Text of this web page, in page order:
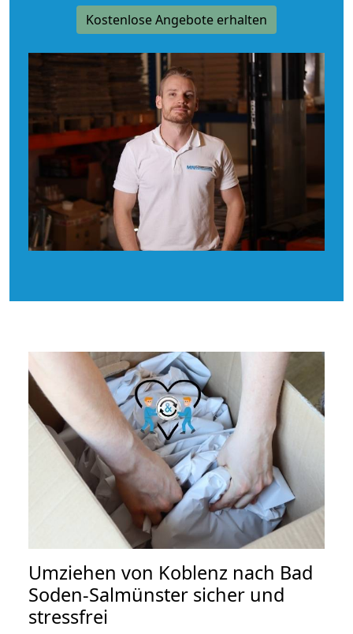
Kostenlose Angebote erhalten
Umziehen von Koblenz nach Bad
Soden-Salmünster sicher und
stressfrei